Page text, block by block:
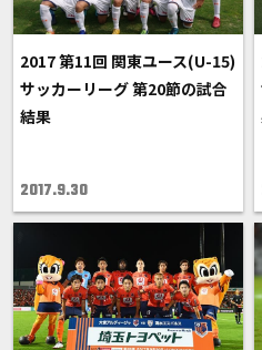
2017 第11回 関東ユース(U-15)
サッカーリーグ 第20節の試合
結果
2017.9.30